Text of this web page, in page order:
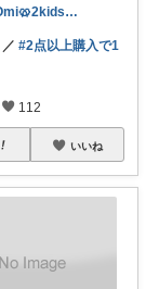
NICOmi🥨2kidsママ👦👧
／ #2点以上購入で1
112
いいね